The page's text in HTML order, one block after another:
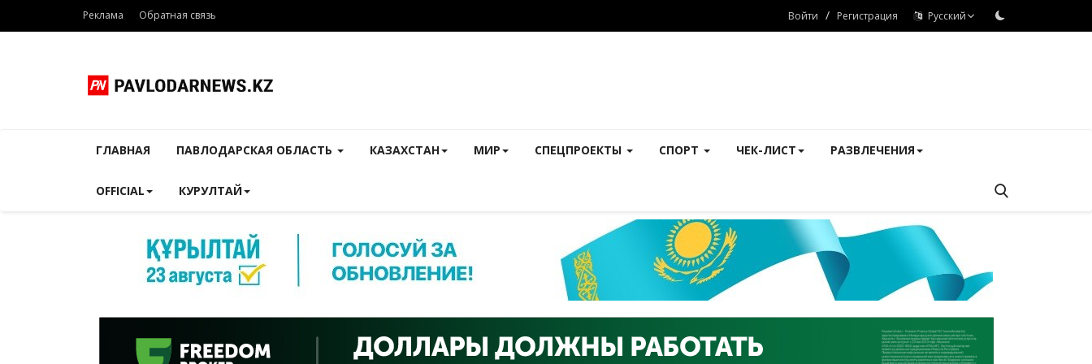
Реклама Обратная связь Войти / Регистрация Русский
ГЛАВНАЯ ПАВЛОДАРСКАЯ ОБЛАСТЬ КАЗАХСТАН МИР СПЕЦПРОЕКТЫ СПОРТ ЧЕК-ЛИСТ РАЗВЛЕЧЕНИЯ
OFFICIAL КУРУЛТАЙ